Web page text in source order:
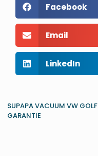
Facebook
Email
LinkedIn
SUPAPA VACUUM VW
GARANTIE